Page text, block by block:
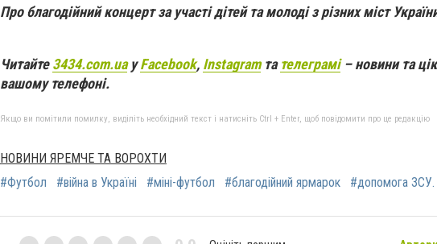
Про благодійний концерт за участі дітей та молоді з різних міст
Читайте3434.com.uaуFacebook, Instagramтателеграмі– новини та
вашому телефоні.
Якщо ви помітили помилку, виділіть необхідний текст і натисніть Ctrl + Enter, щоб повідомити про це редакцію
НОВИНИ ЯРЕМЧЕ ТА ВОРОХТИ
#Футбол
#війна в Україні #міні-футбол #благодійний ярмарок #допомога ЗСУ.